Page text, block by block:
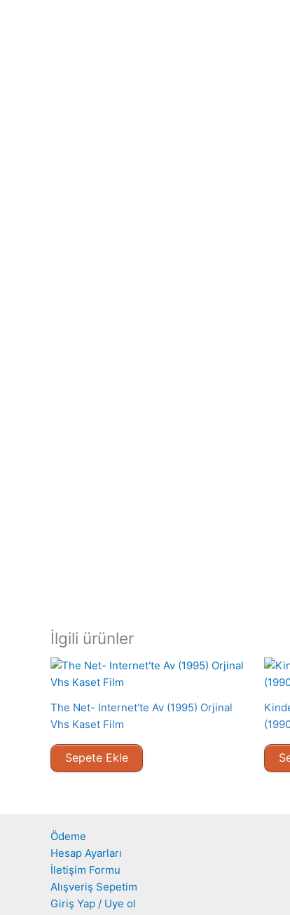
İlgili ürünler
The Net- Internet’te Av (1995) Orjinal
Vhs Kaset Film
Sepete Ekle
Ödeme
Hesap Ayarları
İletişim Formu
Alışveriş Sepetim
Giriş Yap / Uye ol